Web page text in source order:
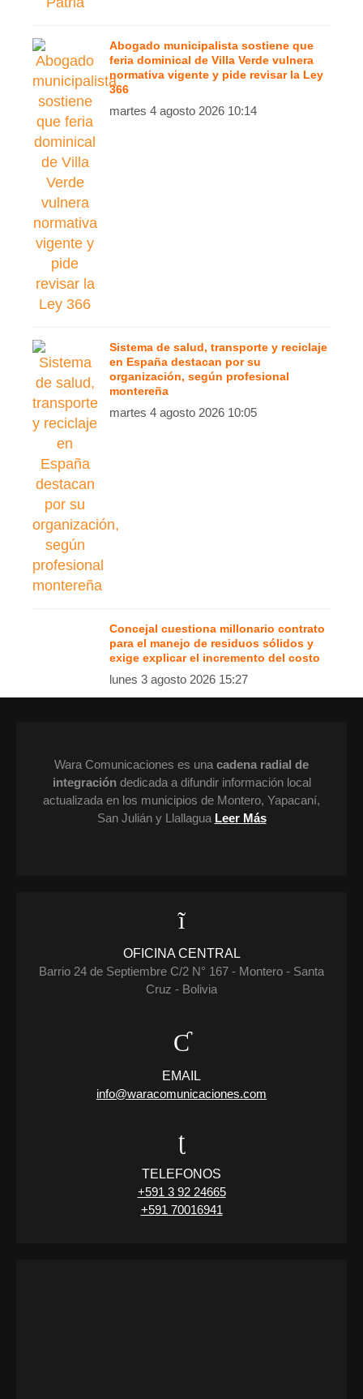
Abogado municipalista sostiene que
feria dominical de Villa Verde vulnera
normativa vigente y pide revisar la Ley
366
martes 4 agosto 2026 10:14
Sistema de salud, transporte y reciclaje
en España destacan por su
organización, según profesional
montereña
martes 4 agosto 2026 10:05
Concejal cuestiona millonario contrato
para el manejo de residuos sólidos y
exige explicar el incremento del costo
lunes 3 agosto 2026 15:27
Wara Comunicaciones es una cadena radial de
integracióndedicada a difundir información local
actualizada en los municipios de Montero, Yapacaní,
San Julián y Llallagua Leer Más
OFICINA CENTRAL
Barrio 24 de Septiembre C/2 N° 167 - Montero - Santa
Cruz - Bolivia
EMAIL
info@waracomunicaciones.com
TELEFONOS
+591 3 92 24665
+591 70016941